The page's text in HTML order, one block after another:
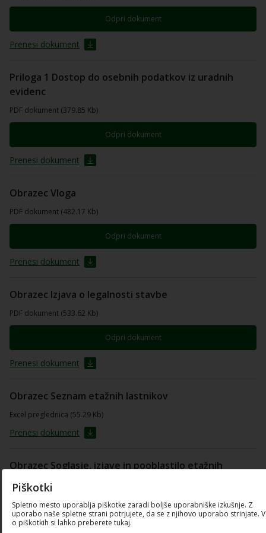
Odpri dokument
Prenesi dokument
Priloga 1 Dostop do osebnih podatkov iz uradnih
evidenc
PDF dokument (379.85 Kb)
Odpri dokument
Prenesi dokument
Obrazec Vloga
PDF dokument (482.17 Kb)
Odpri dokument
Prenesi dokument
Obrazec Izjava o legalnosti stavbe
PDF dokument (533.62 Kb)
Odpri dokument
Prenesi dokument
Obrazec Seznam etažnih lastnikov
Excel preglednica (55.29 Kb)
Prenesi dokument
Obrazec Soglasje, izjave in pooblastilo etažnih
Odpri dokument
Piškotki
Spletno mesto uporablja piškotke zaradi boljše uporabniške izkušnje. Z
uporabo naše spletne strani potrjujete, da se z njihovo uporabo strinjate.
o piškotkih si lahko preberete tukaj.